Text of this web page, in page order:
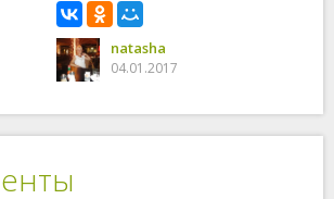
natasha
04.01.2017